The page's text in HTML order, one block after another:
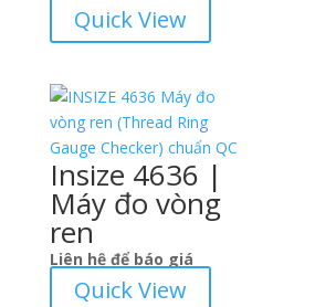
Quick View
Insize 4636 |
Máy đo vòng
ren
Liên hệ để báo giá
Quick View